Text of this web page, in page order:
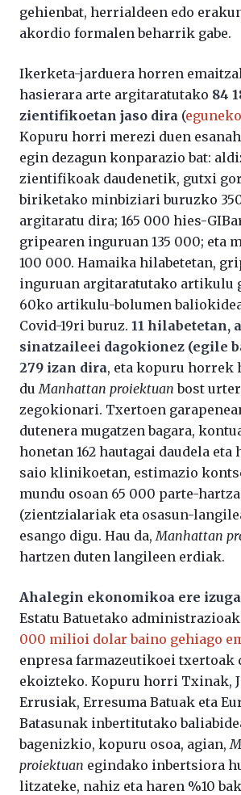
gehienbat, herrialdeen edo
akordio formalen beharrik gabe.
Ikerketa-jarduera horren
hasierara arte argitaratutako 84
zientifikoetan jaso dira (
Kopuru horri merezi duen
egin dezagun konparazio bat:
zientifikoak daudenetik, gutxi
biriketako minbiziari buruzko
argitaratu dira; 165 000 hies-
gripearen inguruan 135 000; eta
100 000. Hamaika hilabetetan,
inguruan argitaratutako artikulu
60ko artikulu-bolumen
Covid-19ri buruz. 11 hilabetetan,
sinatzaileei dagokionez (egile
279 izan dira, eta kopuru horrek
du Manhattan proiektuan bost
zegokionari. Txertoen
dutenera mugatzen bagara,
honetan 162 hautagai daudela eta
saio klinikoetan, estimazio
mundu osoan 65 000 parte-
(zientzialariak eta osasun-
esango digu. Hau da, Manhattan
hartzen duten langileen erdiak.
Ahalegin ekonomikoa ere
Estatu Batuetako
000 milioi dolar baino gehiago
enpresa farmazeutikoei txertoak
ekoizteko. Kopuru horri Txinak,
Errusiak, Erresuma Batuak eta
Batasunak inbertitutako
bagenizkio, kopuru osoa, agian,
proiektuan egindako inbertsiora
litzateke, nahiz eta haren %10